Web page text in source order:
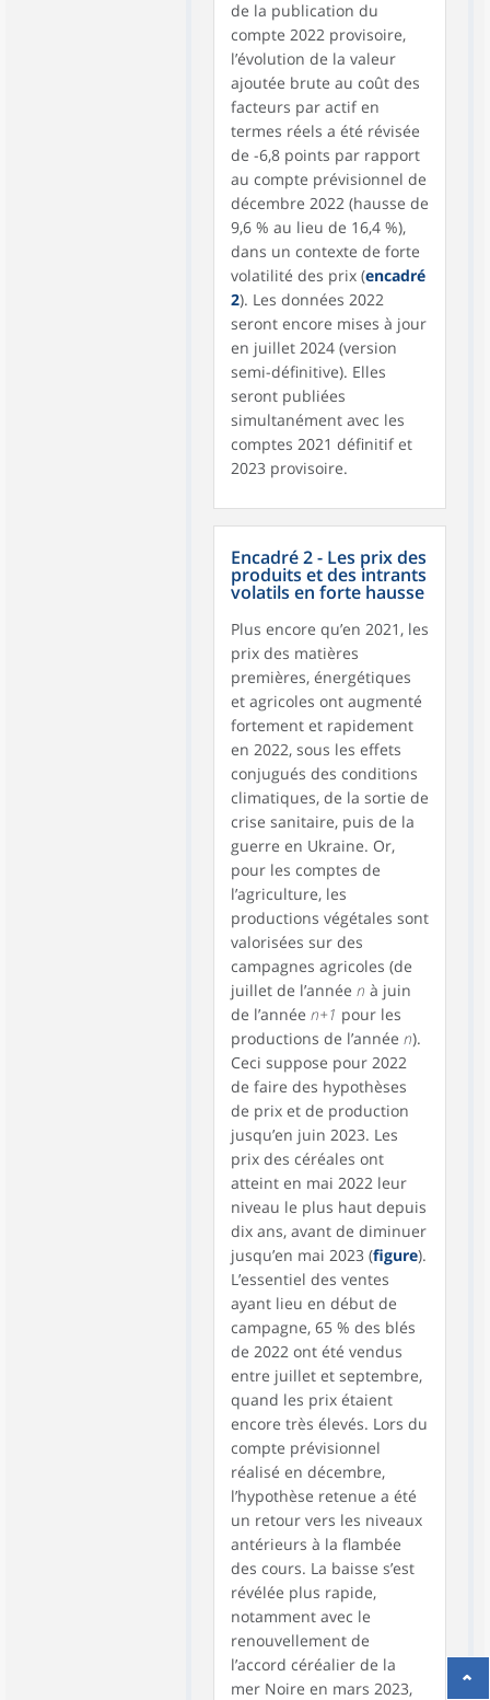
de la publication du
compte 2022 provisoire,
l’évolution de la valeur
ajoutée brute au coût des
facteurs par actif en
termes réels a été révisée
de -6,8 points par rapport
au compte prévisionnel de
décembre 2022 (hausse de
9,6 % au lieu de 16,4 %),
dans un contexte de forte
volatilité des prix (encadré
2). Les données 2022
seront encore mises à jour
en juillet 2024 (version
semi-définitive). Elles
seront publiées
simultanément avec les
comptes 2021 définitif et
2023 provisoire.
Encadré 2 - Les prix des
produits et des intrants
volatils en forte hausse
Plus encore qu’en 2021, les
prix des matières
premières, énergétiques
et agricoles ont augmenté
fortement et rapidement
en 2022, sous les effets
conjugués des conditions
climatiques, de la sortie de
crise sanitaire, puis de la
guerre en Ukraine. Or,
pour les comptes de
l’agriculture, les
productions végétales sont
valorisées sur des
campagnes agricoles (de
juillet de l’année n à juin
de l’année n+1 pour les
productions de l’année n).
Ceci suppose pour 2022
de faire des hypothèses
de prix et de production
jusqu’en juin 2023. Les
prix des céréales ont
atteint en mai 2022 leur
niveau le plus haut depuis
dix ans, avant de diminuer
jusqu’en mai 2023 (figure).
L’essentiel des ventes
ayant lieu en début de
campagne, 65 % des blés
de 2022 ont été vendus
entre juillet et septembre,
quand les prix étaient
encore très élevés. Lors du
compte prévisionnel
réalisé en décembre,
l’hypothèse retenue a été
un retour vers les niveaux
antérieurs à la flambée
des cours. La baisse s’est
révélée plus rapide,
notamment avec le
renouvellement de
l’accord céréalier de la
mer Noire en mars 2023,